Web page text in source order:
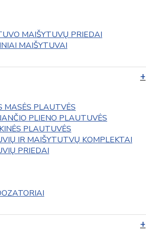
MAIŠYTUVŲ PRIEDAI
MAIŠYTUVAI
MASĖS PLAUTVĖS
PLIENO PLAUTUVĖS
PLAUTUVĖS
IR MAIŠYTUTVŲ KOMPLEKTAI
PRIEDAI